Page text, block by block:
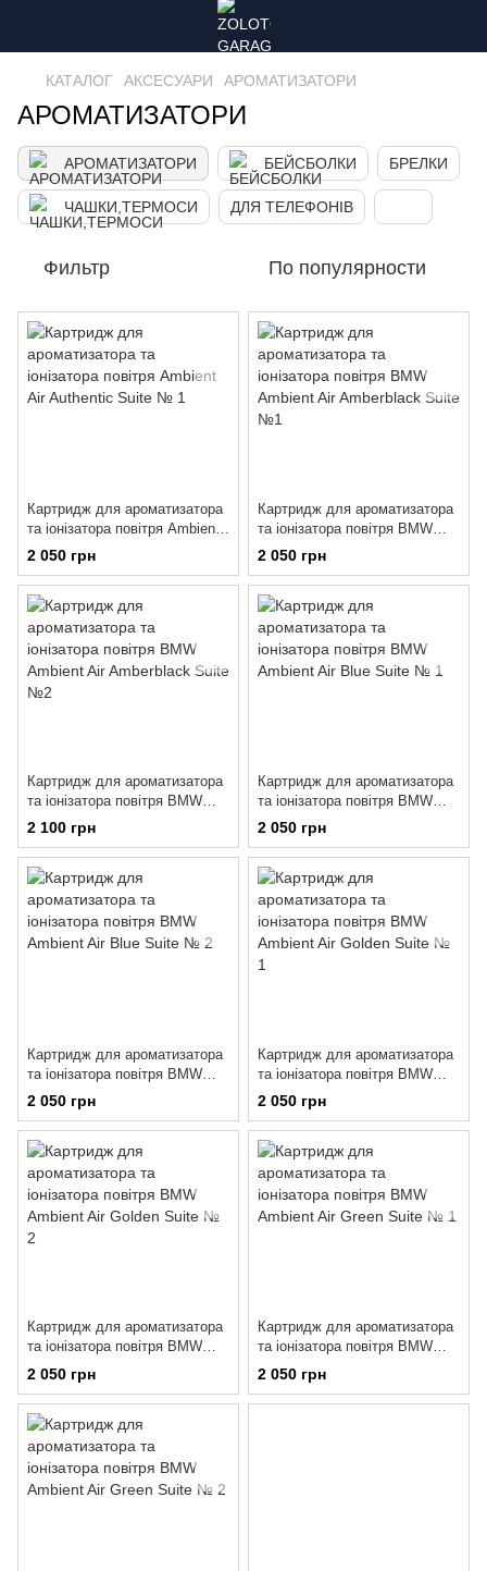
КАТАЛОГ АКСЕСУАРИ АРОМАТИЗАТОРИ
АРОМАТИЗАТОРИ
АРОМАТИЗАТОРИ БЕЙСБОЛКИ БРЕЛКИ
ЧАШКИ,ТЕРМОСИ ДЛЯ ТЕЛЕФОНІВ
Фильтр По популярности
Картридж для ароматизатора
та іонізатора повітря Ambient
Air Authentic Suite № 1
2 050 грн
Картридж для ароматизатора
та іонізатора повітря BMW
Ambient Air Amberblack Suite
2 050 грн
Картридж для ароматизатора
та іонізатора повітря BMW
Ambient Air Amberblack Suite
2 100 грн
Картридж для ароматизатора
та іонізатора повітря BMW
Ambient Air Blue Suite № 1
2 050 грн
Картридж для ароматизатора
та іонізатора повітря BMW
Ambient Air Blue Suite № 2
2 050 грн
Картридж для ароматизатора
та іонізатора повітря BMW
Ambient Air Golden Suite № 1
2 050 грн
Картридж для ароматизатора
та іонізатора повітря BMW
Ambient Air Golden Suite № 2
2 050 грн
Картридж для ароматизатора
та іонізатора повітря BMW
Ambient Air Green Suite № 1
2 050 грн